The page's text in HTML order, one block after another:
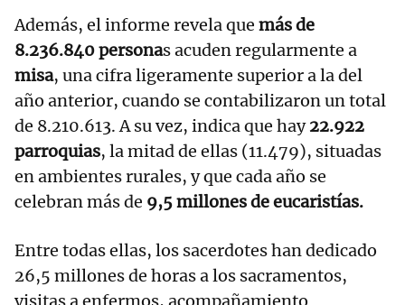
Además, el informe revela que más de
8.236.840 personas acuden regularmente a
misa, una cifra ligeramente superior a la del
año anterior, cuando se contabilizaron un total
de 8.210.613. A su vez, indica que hay22.922
parroquias, la mitad de ellas (11.479), situadas
en ambientes rurales, y que cada año se
celebran más de 9,5 millones de eucaristías.
Entre todas ellas, los sacerdotes han dedicado
26,5 millones de horas a los sacramentos,
visitas a enfermos, acompañamiento